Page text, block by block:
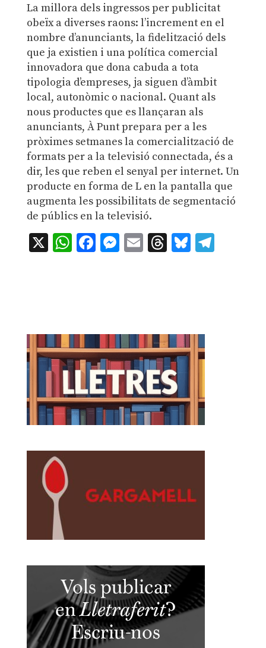
La millora dels ingressos per publicitat
obeïx a diverses raons: l’increment en el
nombre d’anunciants, la fidelització dels
que ja existien i una política comercial
innovadora que dona cabuda a tota
tipologia d’empreses, ja siguen d’àmbit
local, autonòmic o nacional. Quant als
nous productes que es llançaran als
anunciants, À Punt prepara per a les
pròximes setmanes la comercialització de
formats per a la televisió connectada, és a
dir, les que reben el senyal per internet. Un
producte en forma de L en la pantalla que
augmenta les possibilitats de segmentació
de públics en la televisió.
X WhatsApp
Facebook
Messenger
EmailThreads
Bluesky